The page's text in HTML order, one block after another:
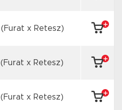
(Furat x Retesz)
(Furat x Retesz)
(Furat x Retesz)